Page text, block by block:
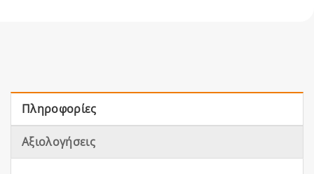
Πληροφορίες
Αξιολογήσεις